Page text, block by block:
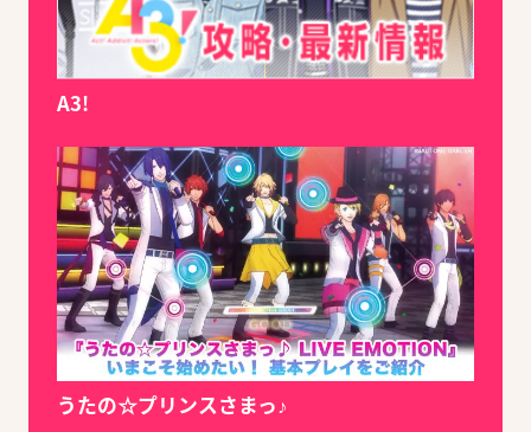
A3!
うたの☆プリンスさまっ♪